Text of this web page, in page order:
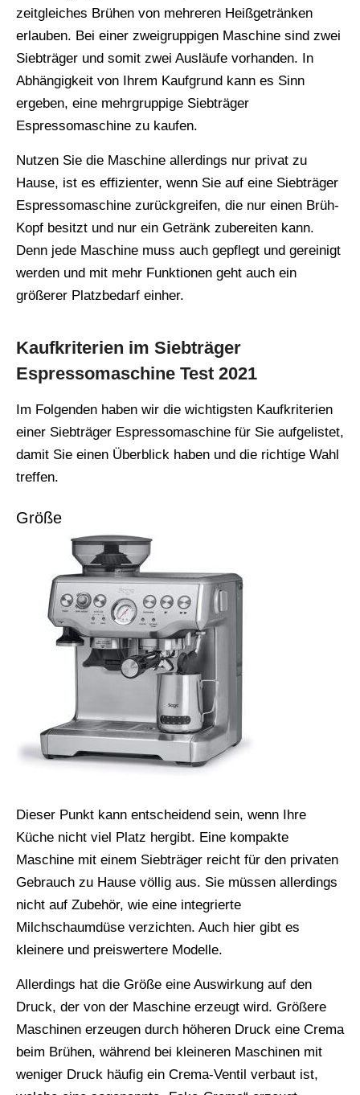
zeitgleiches Brühen von mehreren Heißgetränken
erlauben. Bei einer zweigruppigen Maschine sind zwei
Siebträger und somit zwei Ausläufe vorhanden. In
Abhängigkeit von Ihrem Kaufgrund kann es Sinn
ergeben, eine mehrgruppige Siebträger
Espressomaschine zu kaufen.
Nutzen Sie die Maschine allerdings nur privat zu
Hause, ist es effizienter, wenn Sie auf eine Siebträger
Espressomaschine zurückgreifen, die nur einen Brüh-
Kopf besitzt und nur ein Getränk zubereiten kann.
Denn jede Maschine muss auch gepflegt und gereinigt
werden und mit mehr Funktionen geht auch ein
größerer Platzbedarf einher.
Kaufkriterien im Siebträger
Espressomaschine Test 2021
Im Folgenden haben wir die wichtigsten Kaufkriterien
einer Siebträger Espressomaschine für Sie aufgelistet,
damit Sie einen Überblick haben und die richtige Wahl
treffen.
Größe
Dieser Punkt kann entscheidend sein, wenn Ihre
Küche nicht viel Platz hergibt. Eine kompakte
Maschine mit einem Siebträger reicht für den privaten
Gebrauch zu Hause völlig aus. Sie müssen allerdings
nicht auf Zubehör, wie eine integrierte
Milchschaumdüse verzichten. Auch hier gibt es
kleinere und preiswertere Modelle.
Allerdings hat die Größe eine Auswirkung auf den
Druck, der von der Maschine erzeugt wird. Größere
Maschinen erzeugen durch höheren Druck eine Crema
beim Brühen, während bei kleineren Maschinen mit
weniger Druck häufig ein Crema-Ventil verbaut ist,